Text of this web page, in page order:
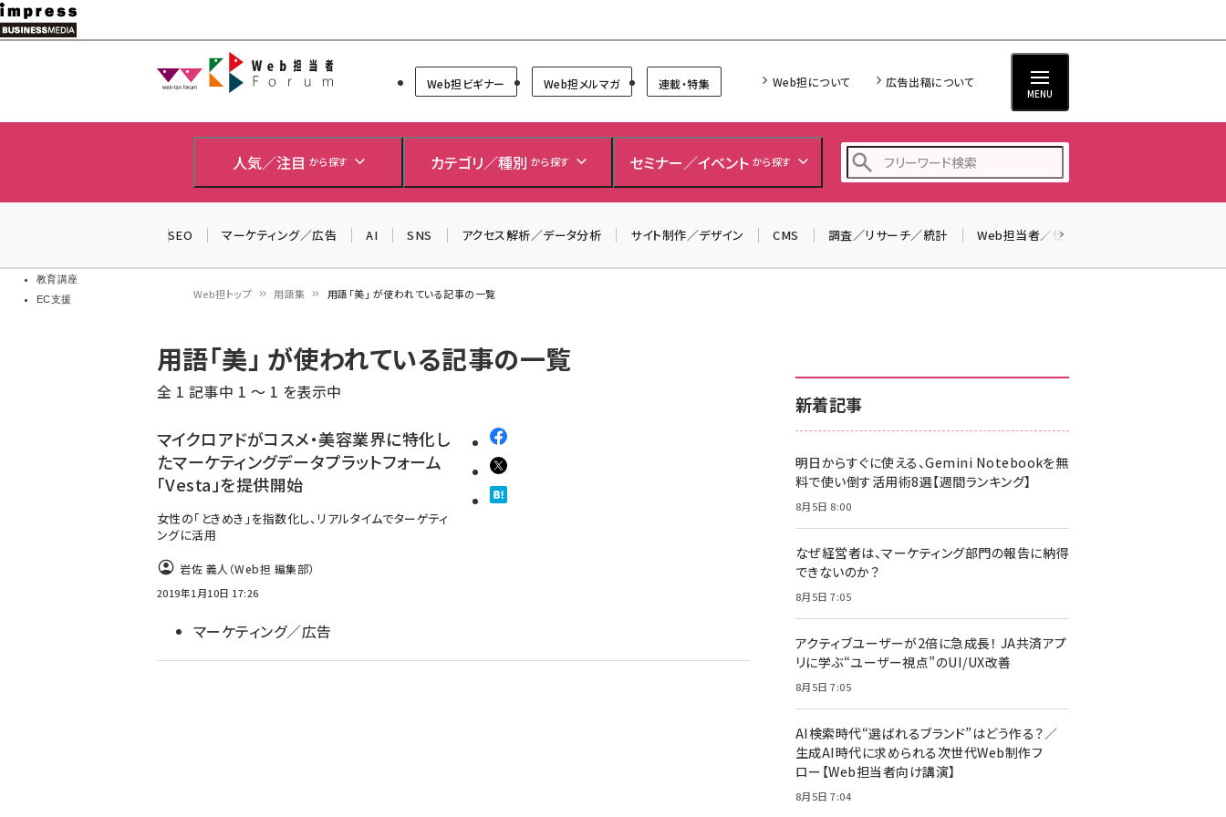
メ
イ
教育講座
EC支援
Web担当者Forum
Web担ビギナー Web担メルマガ 連載・特集 Web担について 広告出稿について
MENU
人気／注目 から探す カテゴリ／種別 から探す セミナー／イベント から探す
z世代 (1617)
meo (1274)
SEO マーケティング／広告 AI SNS アクセス解析／データ分析 サイト制作／デザイン CMS 調査／リサーチ／統計 Web担当者／仕事
ン
く
ず
Web担トップ 用語集 用語「美」 が使われている記事の一覧
用語「美」 が使われている記事の一覧
全 1 記事中 1 ～ 1 を表示中
マイクロアドがコスメ・美容業界に特化し
たマーケティングデータプラットフォーム
「Vesta」を提供開始
女性の「ときめき」を指数化し、リアルタイムでターゲティ
ングに活用
岩佐 義人（Web担 編集部）
2019年1月10日 17:26
マーケティング／広告
新着記事
明日からすぐに使える、Gemini Notebookを無
料で使い倒す活用術8選【週間ランキング】
8月5日 8:00
なぜ経営者は、マーケティング部門の報告に納得
できないのか？
8月5日 7:05
アクティブユーザーが2倍に急成長！ JA共済アプ
リに学ぶ“ユーザー視点”のUI/UX改善
8月5日 7:05
AI検索時代“選ばれるブランド”はどう作る？／
生成AI時代に求められる次世代Web制作フ
ロー【Web担当者向け講演】
8月5日 7:04